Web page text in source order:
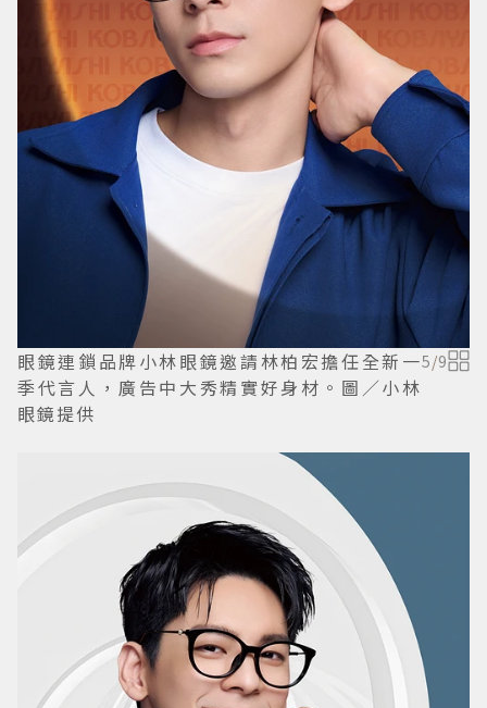
眼鏡連鎖品牌小林眼鏡邀請林柏宏擔任全新一
季代言人，廣告中大秀精實好身材。圖／小林
眼鏡提供
5/9